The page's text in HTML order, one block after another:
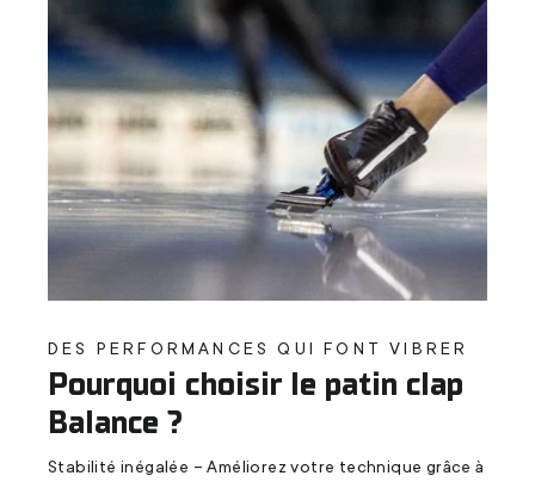
DES PERFORMANCES QUI FONT VIBRER
Pourquoi choisir le patin clap
Balance ?
Stabilité inégalée – Améliorez votre technique grâce à